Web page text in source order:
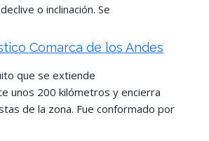
o inclinación. Se
Comarca de los Andes
que se extiende
unos 200 kilómetros y encierra
de la zona. Fue conformado por